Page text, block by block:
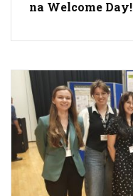
na Welcome Day!